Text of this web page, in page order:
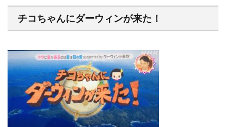
チコちゃんにダーウィンが来た！